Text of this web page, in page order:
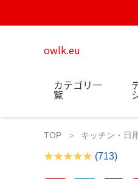
owlk.eu
カテゴリ一
覧
TOP キッチン・日
(713)